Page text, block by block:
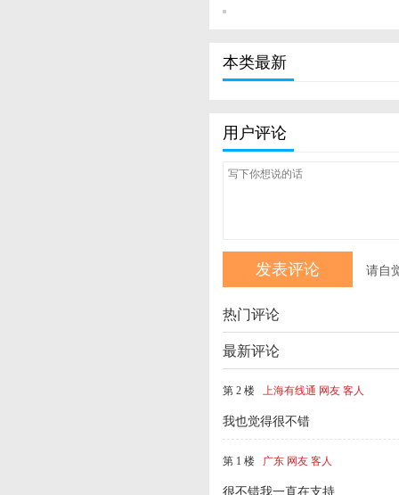
本类最新
用户评论
请自
热门评论
最新评论
第 2 楼 上海有线通 网友 客人
我也觉得很不错
第 1 楼 广东 网友 客人
很不错我一直在支持